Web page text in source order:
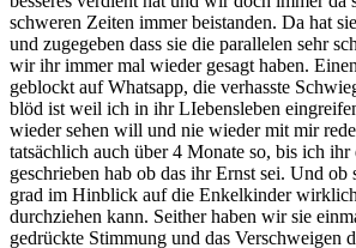
schweren Zeiten immer beistanden. Da hat
und zugegeben dass sie die parallelen sehr
wir ihr immer mal wieder gesagt haben.
geblockt auf Whatsapp, die verhasste
blöd ist weil ich in ihr LIebensleben
wieder sehen will und nie wieder mit mir
tatsächlich auch über 4 Monate so, bis ich
geschrieben hab ob das ihr Ernst sei. Und ob
grad im Hinblick auf die Enkelkinder
durchziehen kann. Seither haben wir sie
gedrückte Stimmung und das Verschweigen